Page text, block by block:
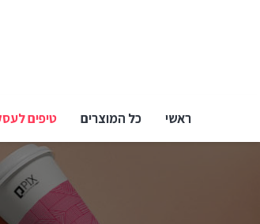
ראשי כל המוצרים טיפים